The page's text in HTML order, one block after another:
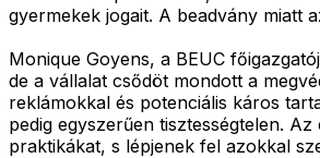
gyermekek jogait. A beadvány miatt
Monique Goyens, a BEUC
de a vállalat csődöt mondott a
reklámokkal és potenciális káros
pedig egyszerűen tisztességtelen.
praktikákat, s lépjenek fel azokkal